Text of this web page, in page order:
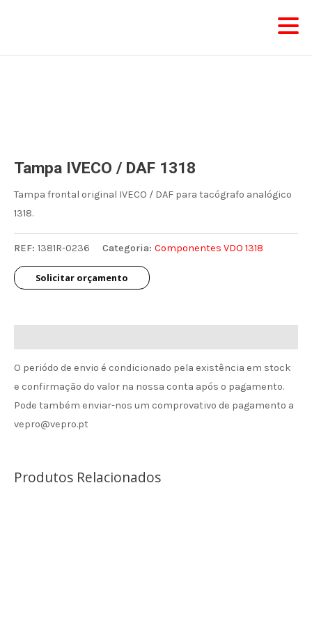
Tampa IVECO / DAF 1318
Tampa frontal original IVECO / DAF para tacógrafo analógico
1318.
REF: 1381R-0236 Categoria: Componentes VDO 1318
Solicitar orçamento
O periódo de envio é condicionado pela existência em stock
e confirmação do valor na nossa conta após o pagamento.
Pode também enviar-nos um comprovativo de pagamento a
vepro@vepro.pt
Produtos Relacionados